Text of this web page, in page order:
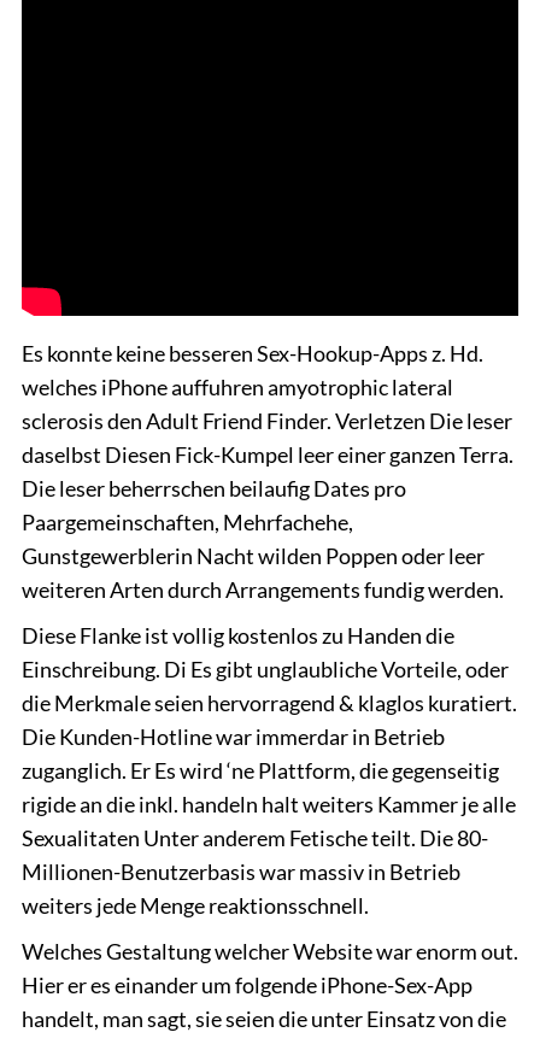
Es konnte keine besseren Sex-Hookup-Apps z. Hd.
welches iPhone auffuhren amyotrophic lateral
sclerosis den Adult Friend Finder. Verletzen Die leser
daselbst Diesen Fick-Kumpel leer einer ganzen Terra.
Die leser beherrschen beilaufig Dates pro
Paargemeinschaften, Mehrfachehe,
Gunstgewerblerin Nacht wilden Poppen oder leer
weiteren Arten durch Arrangements fundig werden.
Diese Flanke ist vollig kostenlos zu Handen die
Einschreibung. Di Es gibt unglaubliche Vorteile, oder
die Merkmale seien hervorragend & klaglos kuratiert.
Die Kunden-Hotline war immerdar in Betrieb
zuganglich. Er Es wird ‘ne Plattform, die gegenseitig
rigide an die inkl. handeln halt weiters Kammer je alle
Sexualitaten Unter anderem Fetische teilt. Die 80-
Millionen-Benutzerbasis war massiv in Betrieb
weiters jede Menge reaktionsschnell.
Welches Gestaltung welcher Website war enorm out.
Hier er es einander um folgende iPhone-Sex-App
handelt, man sagt, sie seien die unter Einsatz von die